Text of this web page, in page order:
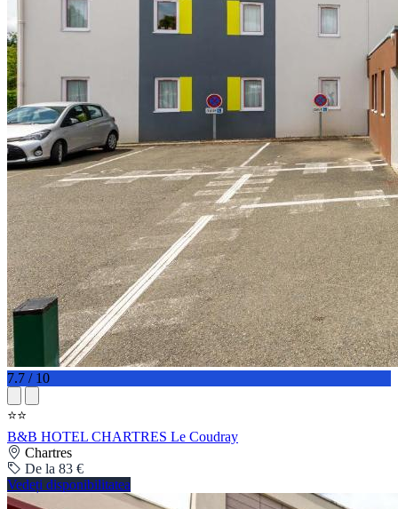
7.7 / 10
⭐⭐
B&B HOTEL CHARTRES Le Coudray
Chartres
De la 83 €
Vedeți disponibilitatea